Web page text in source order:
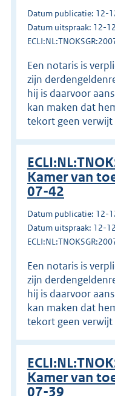
Datum publicatie: 12-
Datum uitspraak: 12-
Een notaris is
zijn
hij is daarvoor
kan maken dat
tekort geen
Kamer van
07-42
Datum publicatie: 12-
Datum uitspraak: 12-
Een notaris is
zijn
hij is daarvoor
kan maken dat
tekort geen
Kamer van
07-39